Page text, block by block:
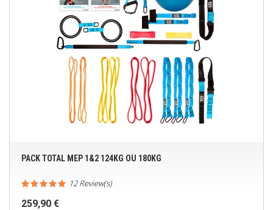
PACK TOTAL MEP 1&2 124KG OU 180KG
12 Review(s)
259,90 €